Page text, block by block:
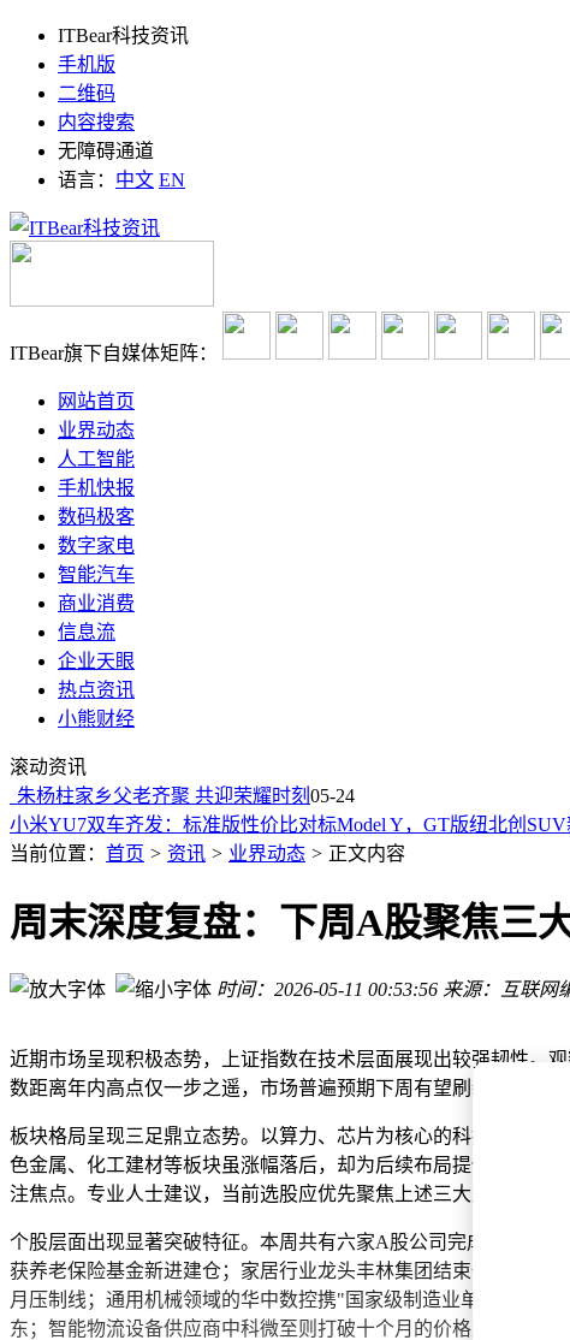
ITBear科技资讯
手机版
二维码
内容搜索
无障碍通道
语言： 中文 EN
ITBear旗下自媒体矩阵：
网站首页
业界动态
人工智能
手机快报
数码极客
数字家电
智能汽车
商业消费
信息流
企业天眼
热点资讯
小熊财经
滚动资讯
杨柱家乡父老齐聚 共迎荣耀时刻05-24
飞捷科思完成数亿元Pre-A轮融资 押注物理AI底层突破
联影医疗被传跨界半导体，2025年业绩回暖，股价为何仍较峰值跌
小米YU7双车齐发：标准版性价比对标Model Y，GT版纽北创SUV
从流水线到千亿身家：“果链”双姝如何用中国制造叩开全球硬件新
美国新一代“星舰”第12次试飞：系统升级亮点多，技术挑战待突破
AI创投热潮涌动：一季度融资超千亿，国产大模型加速迭代与商
美国新一代“星舰”首飞：升级亮点多，突破与挑战并存
Cursor年化收入破200亿！两个月收入激增10亿，SpaceX收购在即
飞捷科思完成数亿元Pre-A轮融资 押注物理AI底层突破
当前位置： 首页 > 资讯 > 业界动态 > 正文内容
周末深度复盘：下周A股聚焦三
时间：2026-05-11 00:53:56 来源：互联网
近期市场呈现积极态势，上证指数在技术层面展现出较强韧性。
数距离年内高点仅一步之遥，市场普遍预期下周有望刷新纪录，
板块格局呈现三足鼎立态势。以算力、芯片为核心的科技阵营延
色金属、化工建材等板块虽涨幅落后，却为后续布局提供更大想
注焦点。专业人士建议，当前选股应优先聚焦上述三大主线。
个股层面出现显著突破特征。本周共有六家A股公司完成周线级
获养老保险基金新进建仓；家居行业龙头丰林集团结束一年半的
月压制线；通用机械领域的华中数控携"国家级制造业单项冠军"
东；智能物流设备供应商中科微至则打破十个月的价格束缚，展现